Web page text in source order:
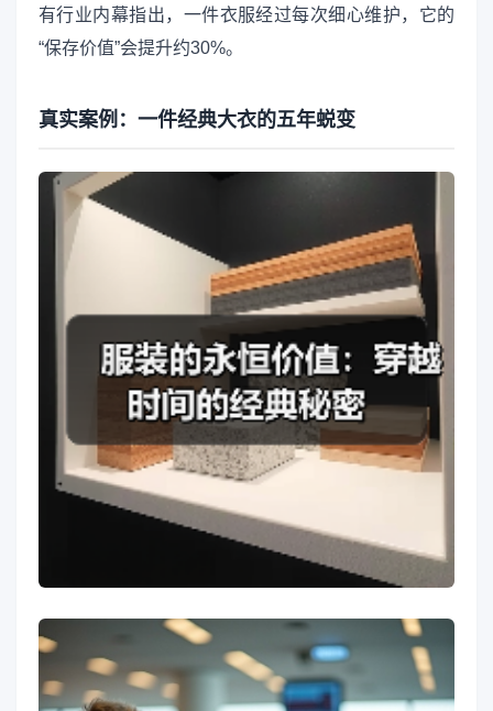
有行业内幕指出，一件衣服经过每次细心维护，它的
“保存价值”会提升约30%。
真实案例：一件经典大衣的五年蜕变